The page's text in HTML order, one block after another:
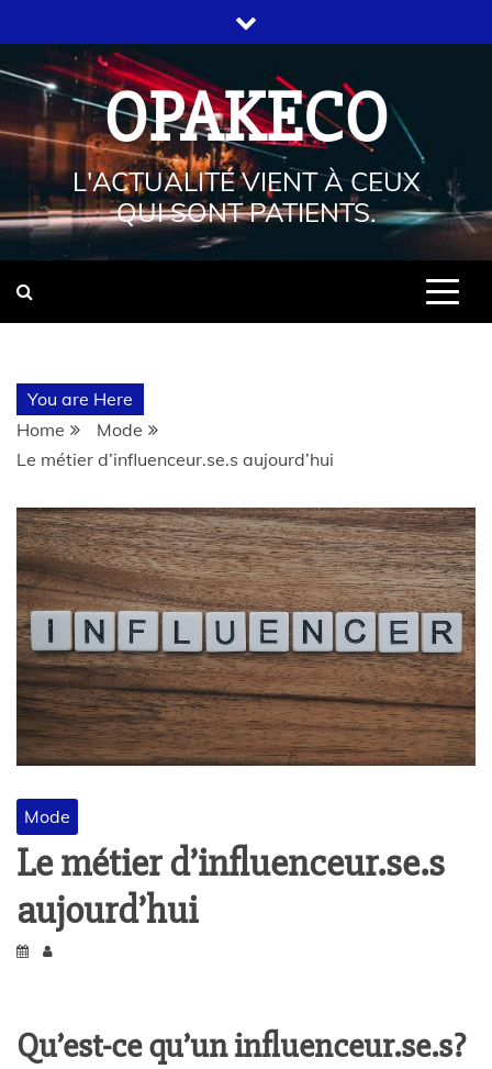
OPAKECO
L'ACTUALITÉ VIENT À CEUX
QUI SONT PATIENTS.
You are Here
Home
Mode
Le métier d’influenceur.se.s aujourd’hui
Mode
Le métier d’influenceur.se.s
aujourd’hui
Qu’est-ce qu’un influenceur.se.s?